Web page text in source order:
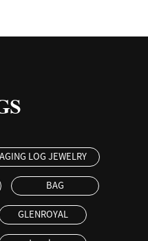
AGING LOG JEWELRY
BAG
GLENROYAL